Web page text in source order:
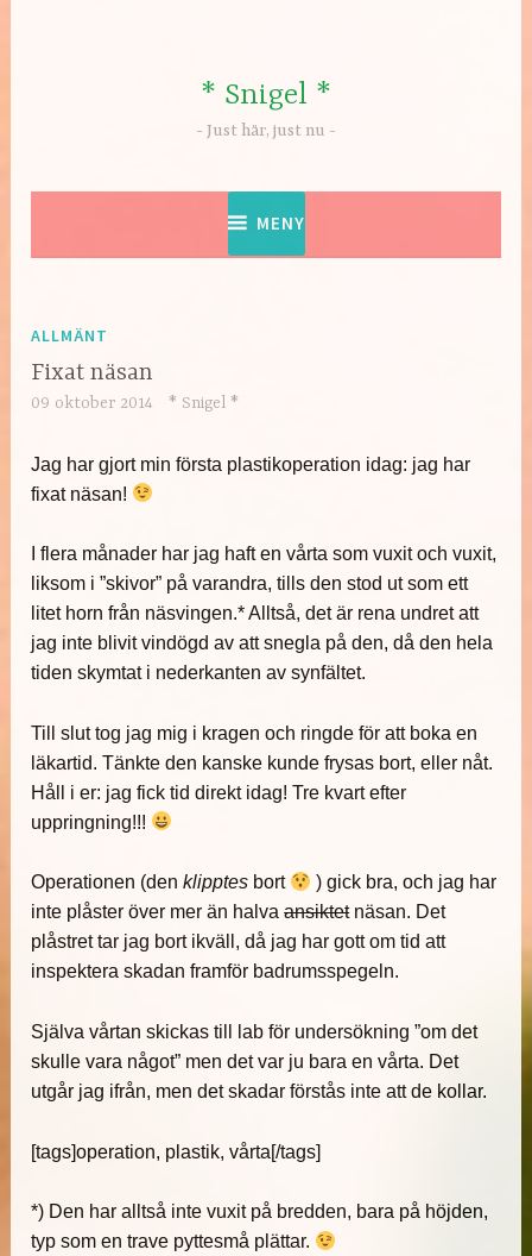
* Snigel *
Just här, just nu
MENY
ALLMÄNT
Fixat näsan
09 oktober 2014 * Snigel *
Jag har gjort min första plastikoperation idag: jag har
fixat näsan!
I flera månader har jag haft en vårta som vuxit och vuxit,
liksom i ”skivor” på varandra, tills den stod ut som ett
litet horn från näsvingen.* Alltså, det är rena undret att
jag inte blivit vindögd av att snegla på den, då den hela
tiden skymtat i nederkanten av synfältet.
Till slut tog jag mig i kragen och ringde för att boka en
läkartid. Tänkte den kanske kunde frysas bort, eller nåt.
Håll i er: jag fick tid direkt idag! Tre kvart efter
uppringning!!!
Operationen (denklipptes bort
) gick bra, och jag har
inte plåster över mer än halvaansiktetnäsan. Det
plåstret tar jag bort ikväll, då jag har gott om tid att
inspektera skadan framför badrumsspegeln.
Själva vårtan skickas till lab för undersökning ”om det
skulle vara något” men det var ju bara en vårta. Det
utgår jag ifrån, men det skadar förstås inte att de kollar.
[tags]operation, plastik, vårta[/tags]
*) Den har alltså inte vuxit på bredden, bara på höjden,
typ som en trave pyttesmå plättar.